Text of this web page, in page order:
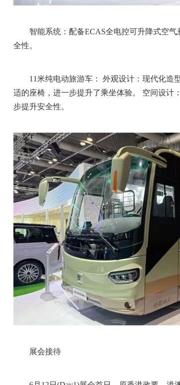
智能系统：配备ECAS全电控可升降式空气
全性。
11米纯电动旅游车： 外观设计：现代化造型
适的座椅，进一步提升了乘坐体验。 空间设计
步提升安全性。
展会接待